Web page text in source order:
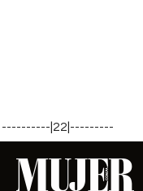
----------|22|---------